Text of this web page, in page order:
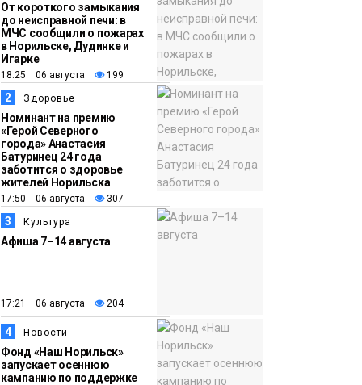
От короткого замыкания
до неисправной печи: в
МЧС сообщили о пожарах
в Норильске, Дудинке и
Игарке
18:25 06 августа 199
2 Здоровье
Номинант на премию
«Герой Северного
города» Анастасия
Батуринец 24 года
заботится о здоровье
жителей Норильска
17:50 06 августа 307
3 Культура
Афиша 7–14 августа
17:21 06 августа 204
4 Новости
Фонд «Наш Норильск»
запускает осеннюю
кампанию по поддержке